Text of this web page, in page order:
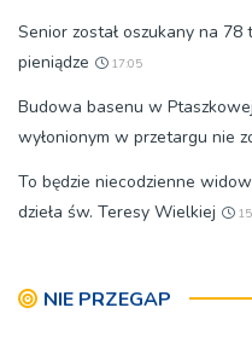
Senior został oszukany na 78
pieniądze
17:05
Budowa basenu w
wyłonionym w przetargu nie
To będzie niecodzienne
dzieła św. Teresy Wielkiej
NIE PRZEGAP